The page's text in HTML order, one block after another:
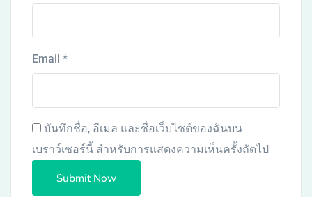
Email *
บันทึกชื่อ, อีเมล และชื่อเว็บไซต์ของฉันบน
เบราว์เซอร์นี้ สำหรับการแสดงความเห็นครั้งถัดไป